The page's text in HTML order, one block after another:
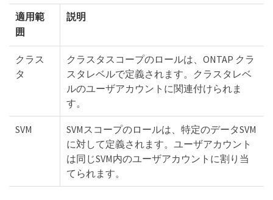
適用範
囲
説明
クラス
タ
クラスタスコープのロールは、ONTAP クラ
スタレベルで定義されます。クラスタレベ
ルのユーザアカウントに関連付けられま
す。
SVM
SVMスコープのロールは、特定のデータSVM
に対して定義されます。ユーザアカウント
は同じSVM内のユーザアカウントに割り当
てられます。